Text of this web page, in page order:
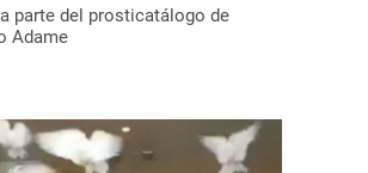
parte del prosticatálogo de
Adame